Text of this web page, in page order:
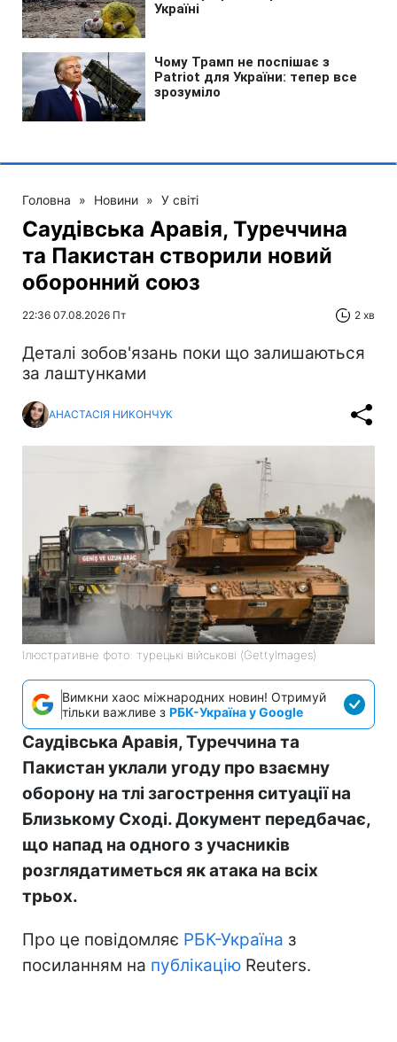
Головна » Новини » У світі
Саудівська Аравія, Туреччина
та Пакистан створили новий
оборонний союз
22:36 07.08.2026 Пт 2 хв
Деталі зобов'язань поки що залишаються
за лаштунками
АНАСТАСІЯ НИКОНЧУК
Ілюстративне фото: турецькі військові (GettyImages)
Вимкни хаос міжнародних новин! Отримуй
тільки важливе з РБК-Україна у Google
Саудівська Аравія, Туреччина та
Пакистан уклали угоду про взаємну
оборону на тлі загострення ситуації на
Близькому Сході. Документ передбачає,
що напад на одного з учасників
розглядатиметься як атака на всіх
трьох.
Про це повідомляє РБК-Україна з
посиланням на публікацію Reuters.